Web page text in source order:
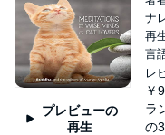
プレビューの
再生
ナ
再
言
レ
￥
ラ
の